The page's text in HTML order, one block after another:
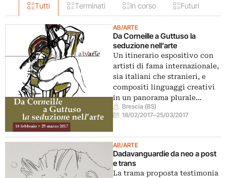
Tutti Terminati In corso Futuri
AB/ARTE
Da Corneille a Guttuso la
seduzione nell’arte
Un itinerario espositivo con
artisti di fama internazionale,
sia italiani che stranieri, e
compositi linguaggi creativi
in un panorama plurale…
Brescia (BS)
18/02/2017–25/03/2017
AB/ARTE
Dadavanguardie da neo a post
e trans
La trama proposta testimonia